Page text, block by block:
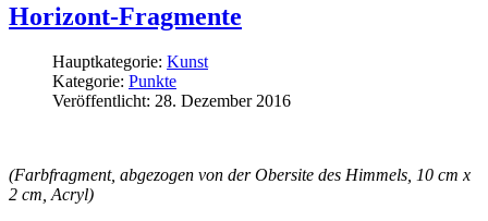
Horizont-Fragmente
Hauptkategorie: Kunst
Kategorie: Punkte
Veröffentlicht: 28. Dezember 2016
(Farbfragment, abgezogen von der Obersite des Himmels, 10 cm x
2 cm, Acryl)